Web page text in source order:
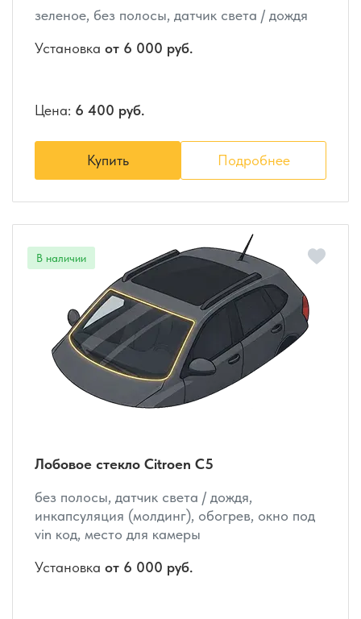
зеленое, без полосы, датчик света / дождя
Установка от 6 000 руб.
Цена: 6 400 руб.
Купить Подробнее
Лобовое стекло Citroen C5
без полосы, датчик света / дождя,
инкапсуляция (молдинг), обогрев, окно под
vin код, место для камеры
Установка от 6 000 руб.